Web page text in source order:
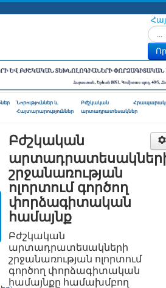
Նորություններ և
Հայտարարություններ
Բժշկական
արտադրատեսակներ
Բժշկական
շրջանառության
ոլորտում գործող
փորձագիտական
համայնք
Բժշկական
արտադրատեսակների
շրջանառության ոլորտում
գործող փորձագիտական
համայնքը համախմբող